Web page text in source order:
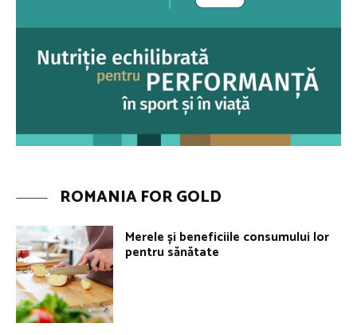
ROMANIA FOR GOLD
Merele și beneficiile consumului lor
pentru sănătate